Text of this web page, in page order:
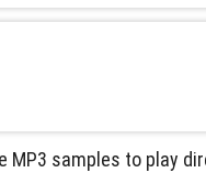
samples to play